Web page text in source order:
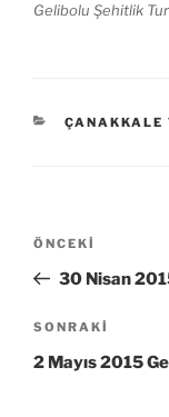
Gelibolu Şehitlik
ÇANAKKALE
Yazı
Önceki
Yazı
ÖNCEKI
30 Nisan
Sonraki
Yazı
SONRAKI
2 Mayıs 2015